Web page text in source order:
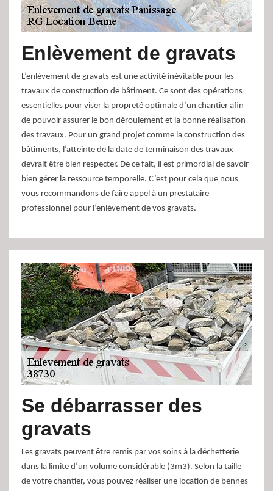
Enlèvement de gravats
L’enlèvement de gravats est une activité inévitable pour les
travaux de construction de bâtiment. Ce sont des opérations
essentielles pour viser la propreté optimale d’un chantier afin
de pouvoir assurer le bon déroulement et la bonne réalisation
des travaux. Pour un grand projet comme la construction des
bâtiments, l’atteinte de la date de terminaison des travaux
devrait être bien respecter. De ce fait, il est primordial de savoir
bien gérer la ressource temporelle. C’est pour cela que nous
vous recommandons de faire appel à un prestataire
professionnel pour l’enlèvement de vos gravats.
Se débarrasser des
gravats
Les gravats peuvent être remis par vos soins à la déchetterie
dans la limite d’un volume considérable (3m3). Selon la taille
de votre chantier, vous pouvez réaliser une location de bennes